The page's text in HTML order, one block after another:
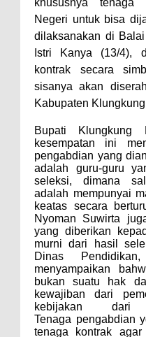
Negeri untuk bisa
dilaksanakan di
Istri Kanya
(13/4),
kontrak secara
sisanya akan
Kabupaten
Bupati Klungkung
kesempatan ini
pengabdian yang
adalah guru-guru
seleksi, dimana
adalah mempunyai
keatas secara
Nyoman Suwirta
yang diberikan
murni dari hasil
Dinas
menyampaikan
bukan suatu hak
kewajiban dari
kebijakan dari
Tenaga pengabdian
tenaga kontrak